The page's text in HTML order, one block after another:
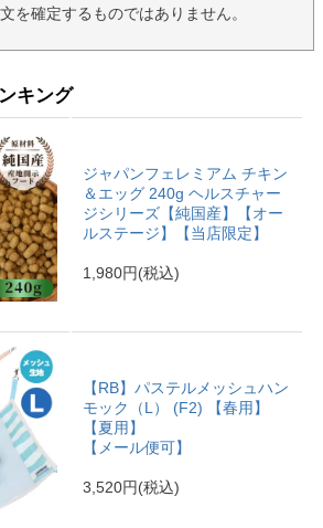
を確定するものではありません。
キング
ジャパンフェレミアム チキン
＆エッグ 240g ヘルスチャー
ジシリーズ【純国産】【オー
ルステージ】【当店限定】
1,980円(税込)
【RB】パステルメッシュハン
モック（L） (F2) 【春用】
【夏用】
【メール便可】
3,520円(税込)